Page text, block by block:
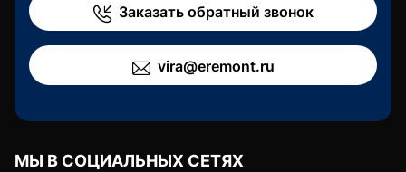
Заказать обратный звонок
vira@eremont.ru
МЫ В СОЦИАЛЬНЫХ СЕТЯХ